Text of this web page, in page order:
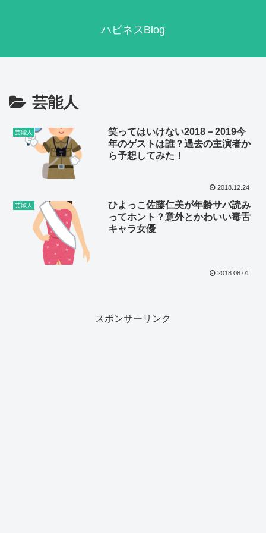
ハピネスBlog
芸能人
芸能人
笑ってはいけない2018－2019今
年のゲストは誰？過去の主演者か
ら予想してみた！
2018.12.24
芸能人
ひよっこ佐藤仁美が年齢サバ読み
ってホント？意外とかわいい毒舌
キャラ女優
2018.08.01
スポンサーリンク